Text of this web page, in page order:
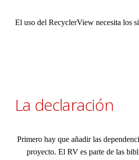
El uso del RecyclerView necesita los
La declaración
Primero hay que añadir las
proyecto. El RV es parte de las